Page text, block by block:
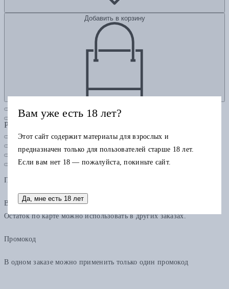
Добавить в корзину
Рубрики
Подарочная карта
В одном заказе можно применить только одну подарочную карту.
Остаток по карте можно использовать в других заказах.
Промокод
В одном заказе можно применить только один промокод
Вам уже есть 18 лет?
Этот сайт содержит материалы для взрослых и
предназначен только для пользователей старше 18 лет.
Если вам нет 18 — пожалуйста, покиньте сайт.
Да, мне есть 18 лет